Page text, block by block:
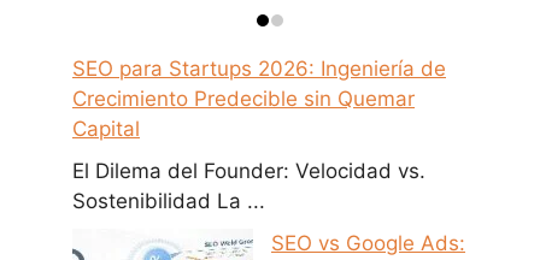
SEO para Startups 2026: Ingeniería de
Crecimiento Predecible sin Quemar
Capital
El Dilema del Founder: Velocidad vs.
Sostenibilidad La ...
SEO vs Google Ads: